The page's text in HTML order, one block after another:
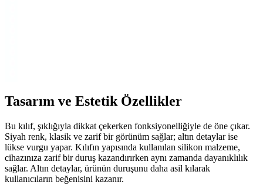
Tasarım ve Estetik Özellikler
Bu kılıf, şıklığıyla dikkat çekerken fonksiyonelliğiyle de öne çıkar.
Siyah renk, klasik ve zarif bir görünüm sağlar; altın detaylar ise
lükse vurgu yapar. Kılıfın yapısında kullanılan silikon malzeme,
cihazınıza zarif bir duruş kazandırırken aynı zamanda dayanıklılık
sağlar. Altın detaylar, ürünün duruşunu daha asil kılarak
kullanıcıların beğenisini kazanır.